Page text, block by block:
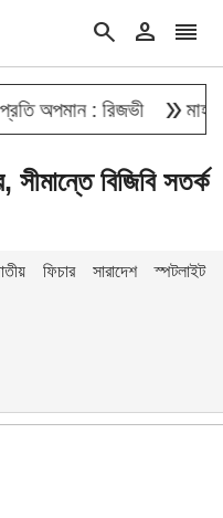
search person reorder
: রিজভী double_arrowমাহবুব আলী
বিজিবি সতর্ক
ফিচার সারাদেশ স্পটলাইট